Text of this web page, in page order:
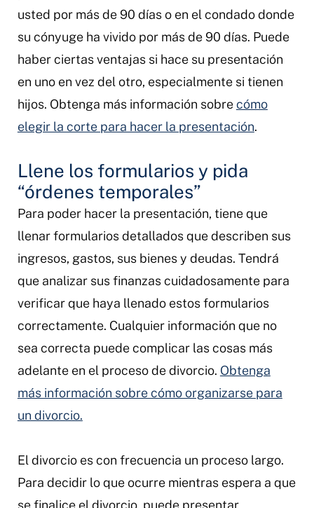
usted por más de 90 días o en el condado donde
su cónyuge ha vivido por más de 90 días. Puede
haber ciertas ventajas si hace su presentación
en uno en vez del otro, especialmente si tienen
hijos. Obtenga más información sobrecómo
elegir la corte para hacer la presentación.
Llene los formularios y pida
“órdenes temporales”
Para poder hacer la presentación, tiene que
llenar formularios detallados que describen sus
ingresos, gastos, sus bienes y deudas. Tendrá
que analizar sus finanzas cuidadosamente para
verificar que haya llenado estos formularios
correctamente. Cualquier información que no
sea correcta puede complicar las cosas más
adelante en el proceso de divorcio. Obtenga
más información sobre cómo organizarse para
un divorcio.
El divorcio es con frecuencia un proceso largo.
Para decidir lo que ocurre mientras espera a que
se finalice el divorcio, puede presentar